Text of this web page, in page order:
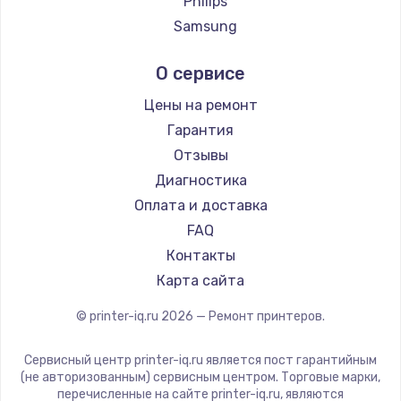
2500 руб.
Замена электроконфорки
1300 руб.
Заказать
Техобслуживание
900 руб.
Заказать
Установка / подключение / демонтаж
1300 руб.
Прошивка
Samsung
Lexmark
Sharp
TSC
Fujitsu
Godex
О сервисе
Цены на ремонт
Гарантия
Отзывы
Диагностика
Оплата и доставка
FAQ
Контакты
Карта сайта
© printer-iq.ru 2026 — Ремонт принтеров.
Сервисный центр printer-iq.ru является пост гарантийным
(не авторизованным) сервисным центром. Торговые марки,
перечисленные на сайте printer-iq.ru, являются